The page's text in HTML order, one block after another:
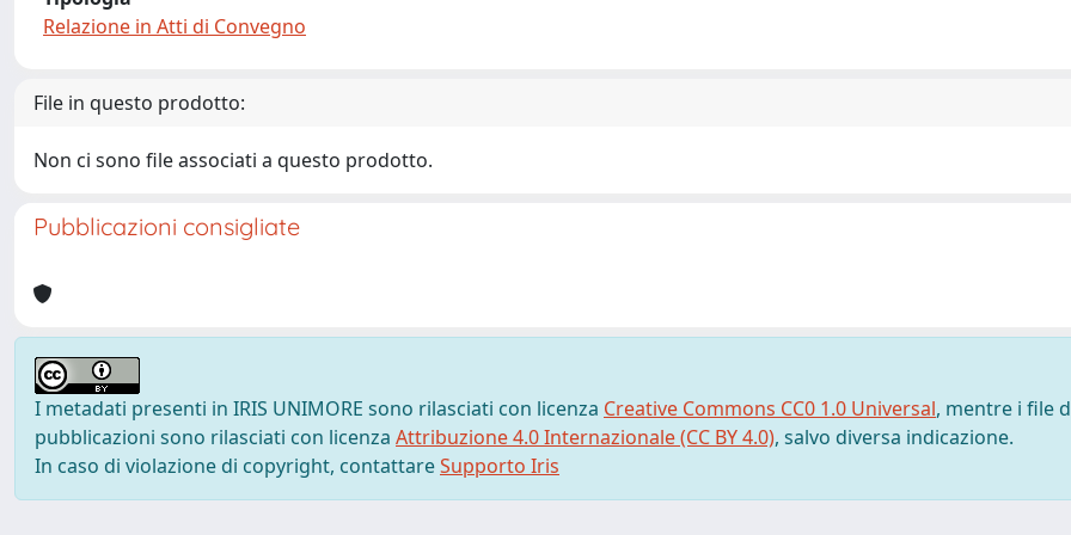
Relazione in Atti di Convegno
File in questo prodotto:
Non ci sono file associati a questo prodotto.
Pubblicazioni consigliate
I metadati presenti in IRIS UNIMORE sono rilasciati con licenza Creative Commons CC0 1.0 Universal, mentre i file
pubblicazioni sono rilasciati con licenza Attribuzione 4.0 Internazionale (CC BY 4.0), salvo diversa indicazione.
In caso di violazione di copyright, contattareSupporto Iris